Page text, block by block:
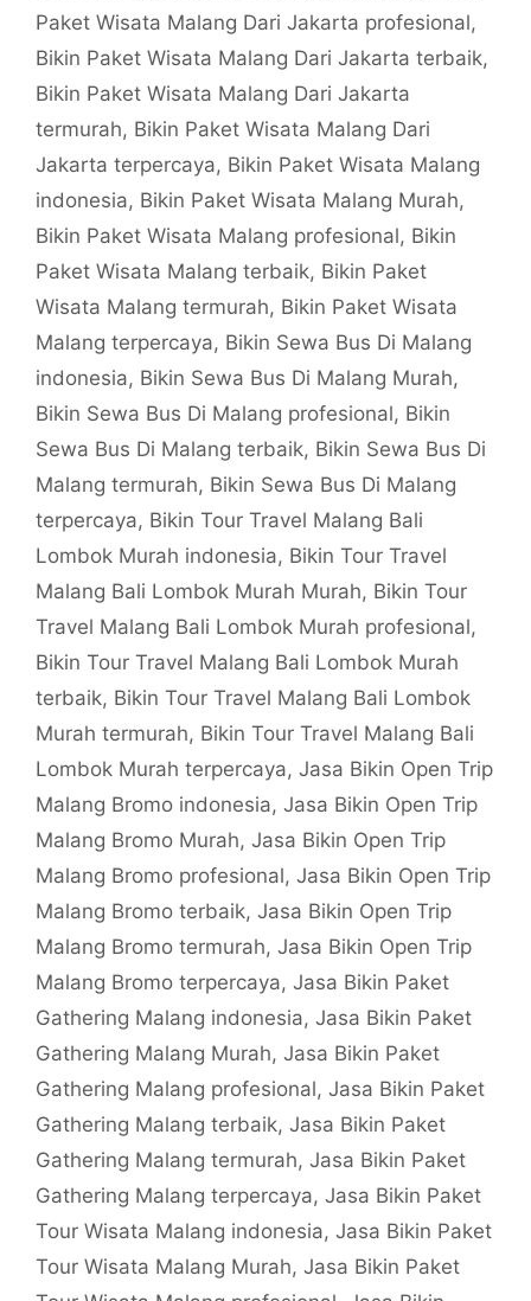
Paket Wisata Malang Dari Jakarta profesional,
Bikin Paket Wisata Malang Dari Jakarta terbaik,
Bikin Paket Wisata Malang Dari Jakarta
termurah, Bikin Paket Wisata Malang Dari
Jakarta terpercaya, Bikin Paket Wisata Malang
indonesia, Bikin Paket Wisata Malang Murah,
Bikin Paket Wisata Malang profesional, Bikin
Paket Wisata Malang terbaik, Bikin Paket
Wisata Malang termurah, Bikin Paket Wisata
Malang terpercaya, Bikin Sewa Bus Di Malang
indonesia, Bikin Sewa Bus Di Malang Murah,
Bikin Sewa Bus Di Malang profesional, Bikin
Sewa Bus Di Malang terbaik, Bikin Sewa Bus Di
Malang termurah, Bikin Sewa Bus Di Malang
terpercaya, Bikin Tour Travel Malang Bali
Lombok Murah indonesia, Bikin Tour Travel
Malang Bali Lombok Murah Murah, Bikin Tour
Travel Malang Bali Lombok Murah profesional,
Bikin Tour Travel Malang Bali Lombok Murah
terbaik, Bikin Tour Travel Malang Bali Lombok
Murah termurah, Bikin Tour Travel Malang Bali
Lombok Murah terpercaya, Jasa Bikin Open Trip
Malang Bromo indonesia, Jasa Bikin Open Trip
Malang Bromo Murah, Jasa Bikin Open Trip
Malang Bromo profesional, Jasa Bikin Open Trip
Malang Bromo terbaik, Jasa Bikin Open Trip
Malang Bromo termurah, Jasa Bikin Open Trip
Malang Bromo terpercaya, Jasa Bikin Paket
Gathering Malang indonesia, Jasa Bikin Paket
Gathering Malang Murah, Jasa Bikin Paket
Gathering Malang profesional, Jasa Bikin Paket
Gathering Malang terbaik, Jasa Bikin Paket
Gathering Malang termurah, Jasa Bikin Paket
Gathering Malang terpercaya, Jasa Bikin Paket
Tour Wisata Malang indonesia, Jasa Bikin Paket
Tour Wisata Malang Murah, Jasa Bikin Paket